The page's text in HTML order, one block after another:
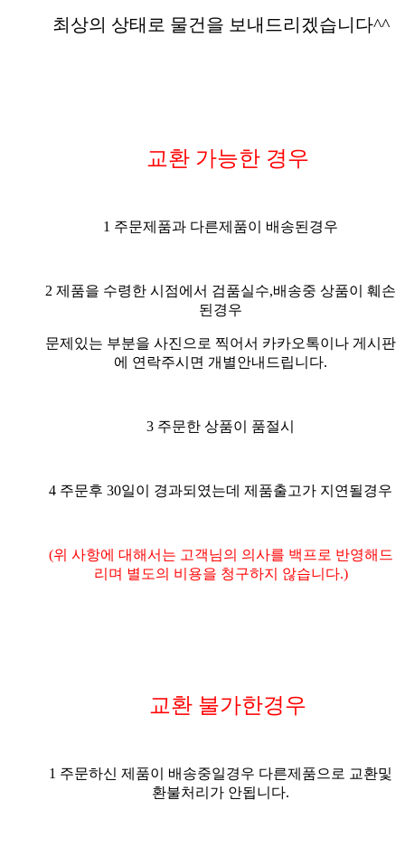
최상의 상태로 물건을 보내드리겠습니다^^
교환 가능한 경우
1 주문제품과 다른제품이 배송된경우
2 제품을 수령한 시점에서 검품실수,배송중 상품이 훼손
된경우
문제있는 부분을 사진으로 찍어서 카카오톡이나 게시판
에 연락주시면 개별안내드립니다.
3 주문한 상품이 품절시
4 주문후 30일이 경과되였는데 제품출고가 지연될경우
(위 사항에 대해서는 고객님의 의사를 백프로 반영해드
리며 별도의 비용을 청구하지 않습니다.)
교환 불가한경우
1 주문하신 제품이 배송중일경우 다른제품으로 교환및
환불처리가 안됩니다.